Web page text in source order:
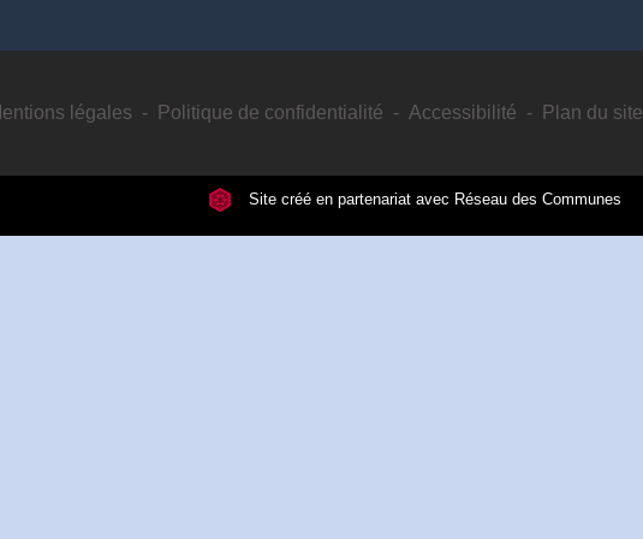
légales - Politique de confidentialité - Accessibilité - Plan du site
Site créé en partenariat avec Réseau des Communes